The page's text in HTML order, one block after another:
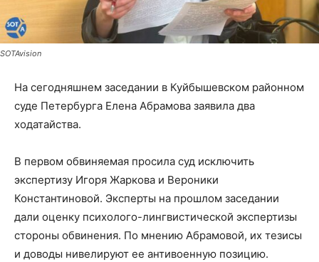
SOTAvision
На сегодняшнем заседании в Куйбышевском районном
суде Петербурга Елена Абрамова заявила два
ходатайства.
В первом обвиняемая просила суд исключить
экспертизу Игоря Жаркова и Вероники
Константиновой. Эксперты на прошлом заседании
дали оценку психолого-лингвистической экспертизы
стороны обвинения. По мнению Абрамовой, их тезисы
и доводы нивелируют ее антивоенную позицию.